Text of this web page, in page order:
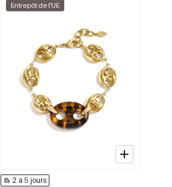
Entrepôt de l'UE
2 à 5 jours